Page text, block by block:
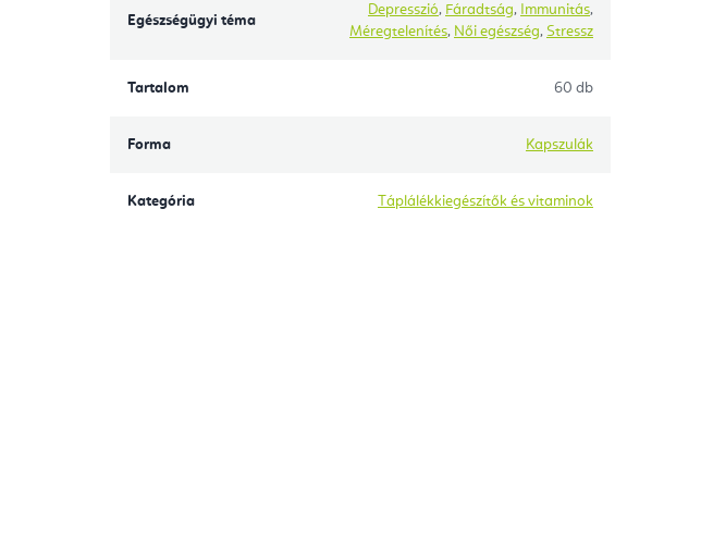
Egészségügyi téma
Depresszió, Fáradtság, Immunitás,
Méregtelenítés, Női egészség, Stressz
Tartalom 60 db
Forma Kapszulák
Kategória Táplálékkiegészítők és vitaminok